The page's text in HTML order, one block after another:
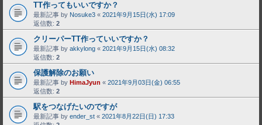
TT作ってもいいですか？
最新記事 by Nosuke3 « 2021年9月15日(水) 17:09
返信数: 2
クリーパーTT作っていいですか？
最新記事 by akkylong « 2021年9月15日(水) 08:32
返信数: 2
保護解除のお願い
最新記事 by HimaJyun « 2021年9月03日(金) 06:55
返信数: 2
駅をつなげたいのですが
最新記事 by ender_st « 2021年8月22日(日) 17:33